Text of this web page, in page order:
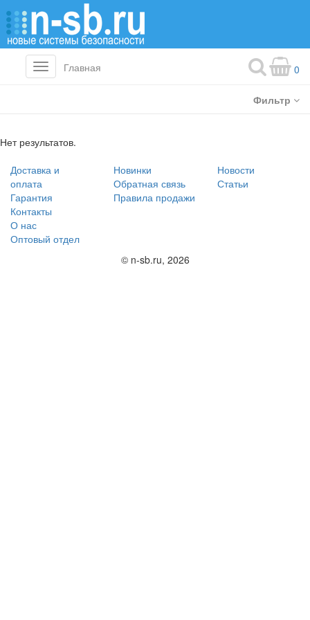
Toggle
navigation
Главная 0
Фильтр
Нет результатов.
Доставка и
оплата
Гарантия
Контакты
О нас
Оптовый отдел
Новинки
Обратная связь
Правила продажи
Новости
Статьи
© n-sb.ru, 2026